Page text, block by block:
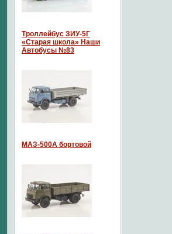
Троллейбус ЗИУ-5Г
«Старая школа» Наши
Автобусы №83
МАЗ-500А бортовой